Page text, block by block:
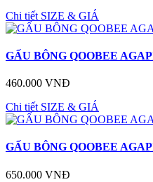
Chi tiết SIZE & GIÁ
GẤU BÔNG QOOBEE
460.000 VNĐ
Chi tiết SIZE & GIÁ
GẤU BÔNG QOOBEE
650.000 VNĐ